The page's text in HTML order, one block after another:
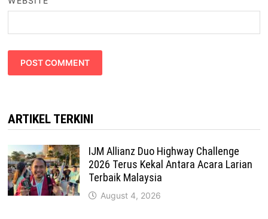
ARTIKEL TERKINI
IJM Allianz Duo Highway Challenge
2026 Terus Kekal Antara Acara Larian
Terbaik Malaysia
August 4, 2026